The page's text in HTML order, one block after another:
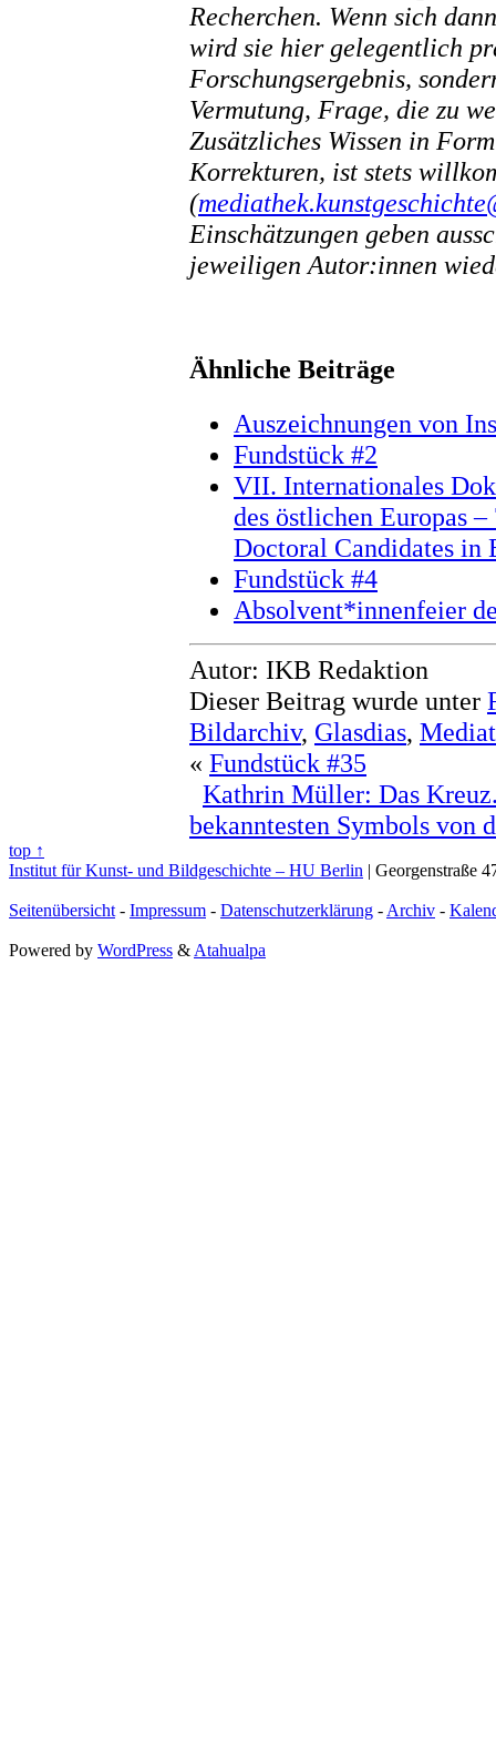
Recherchen. Wenn sich
wird sie hier gelegentlich
Forschungsergebnis,
Vermutung, Frage, die zu
Zusätzliches Wissen in
Korrekturen, ist stets
(
Einschätzungen geben
jeweiligen Autor:innen
Ähnliche Beiträge
Auszeichnungen von
Fundstück #2
VII. Internationales
des östlichen Europas
Doctoral Candidates in
Fundstück #4
Absolvent*innenfeier
Autor: IKB Redaktion
Dieser Beitrag wurde unter
Bildarchiv, Glasdias,
« Fundstück #35
Kathrin Müller: Das
bekanntesten Symbols von
top ↑
Institut für Kunst- und Bildgeschichte – HU Berlin | Georgenstraße
Seitenübersicht - Impressum - Datenschutzerklärung - Archiv -
Powered by WordPress & Atahualpa